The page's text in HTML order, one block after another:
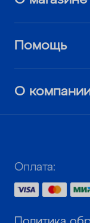
Помощь
О
Оплата: